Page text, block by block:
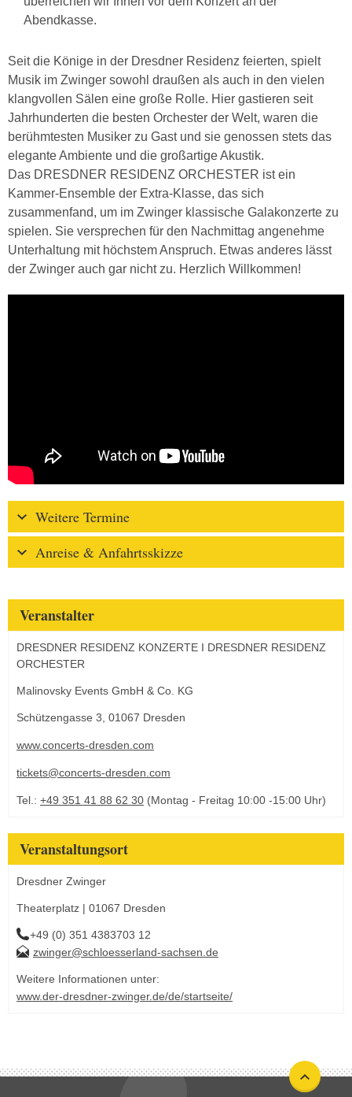
Abendkasse.
Seit die Könige in der Dresdner Residenz feierten, spielt
Musik im Zwinger sowohl draußen als auch in den vielen
klangvollen Sälen eine große Rolle. Hier gastieren seit
Jahrhunderten die besten Orchester der Welt, waren die
berühmtesten Musiker zu Gast und sie genossen stets das
elegante Ambiente und die großartige Akustik.
Das DRESDNER RESIDENZ ORCHESTER ist ein
Kammer-Ensemble der Extra-Klasse, das sich
zusammenfand, um im Zwinger klassische Galakonzerte zu
spielen. Sie versprechen für den Nachmittag angenehme
Unterhaltung mit höchstem Anspruch. Etwas anderes lässt
der Zwinger auch gar nicht zu. Herzlich Willkommen!
Weitere Termine
Anreise & Anfahrtsskizze
Veranstalter
DRESDNER RESIDENZ KONZERTE I DRESDNER RESIDENZ
ORCHESTER
Malinovsky Events GmbH & Co. KG
Schützengasse 3, 01067 Dresden
www.concerts-dresden.com
tickets@concerts-dresden.com
Tel.: +49 351 41 88 62 30 (Montag - Freitag 10:00 -15:00 Uhr)
Veranstaltungsort
Dresdner Zwinger
Theaterplatz | 01067 Dresden
+49 (0) 351 4383703 12
zwinger@schloesserland-sachsen.de
Weitere Informationen unter:
www.der-dresdner-zwinger.de/de/startseite/